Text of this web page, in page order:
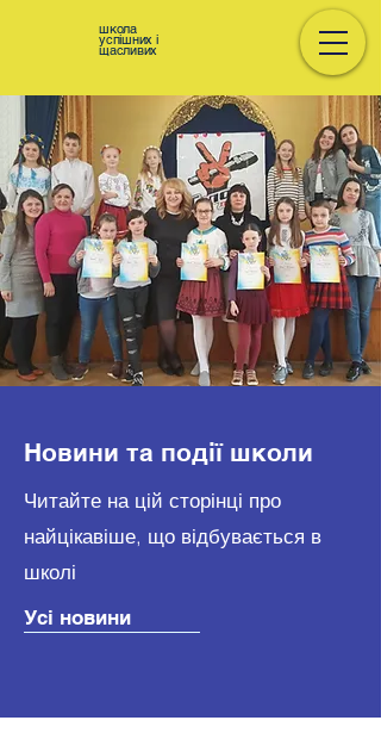
школа
успішних і
щасливих
Новини та події школи
Читайте на цій сторінці про
найцікавіше, що відбувається в
школі
Усі новини